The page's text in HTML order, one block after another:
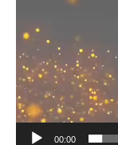
00:00